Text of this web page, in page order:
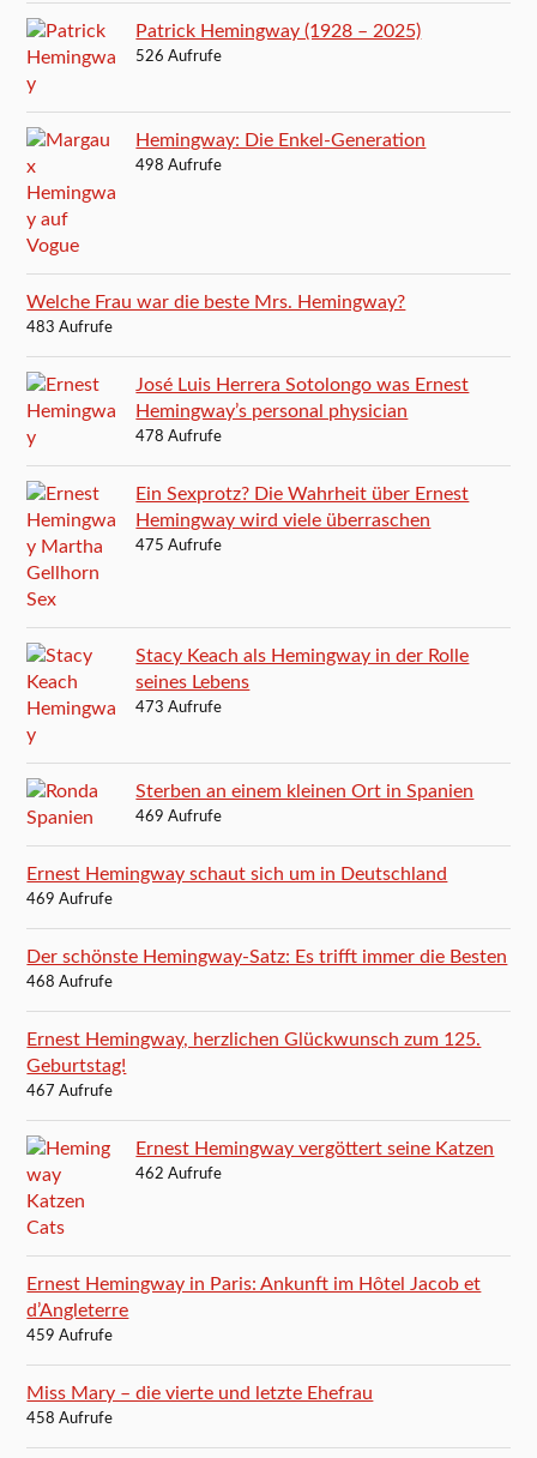
Patrick Hemingway (1928 – 2025)
526 Aufrufe
Hemingway: Die Enkel-Generation
498 Aufrufe
Welche Frau war die beste Mrs. Hemingway?
483 Aufrufe
José Luis Herrera Sotolongo was Ernest
Hemingway’s personal physician
478 Aufrufe
Ein Sexprotz? Die Wahrheit über Ernest
Hemingway wird viele überraschen
475 Aufrufe
Stacy Keach als Hemingway in der Rolle
seines Lebens
473 Aufrufe
Sterben an einem kleinen Ort in Spanien
469 Aufrufe
Ernest Hemingway schaut sich um in Deutschland
469 Aufrufe
Der schönste Hemingway-Satz: Es trifft immer die Besten
468 Aufrufe
Ernest Hemingway, herzlichen Glückwunsch zum 125.
Geburtstag!
467 Aufrufe
Ernest Hemingway vergöttert seine Katzen
462 Aufrufe
Ernest Hemingway in Paris: Ankunft im Hôtel Jacob et
d’Angleterre
459 Aufrufe
Miss Mary – die vierte und letzte Ehefrau
458 Aufrufe